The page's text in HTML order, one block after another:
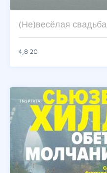
(Не)весёлая свадьба
4,8 20